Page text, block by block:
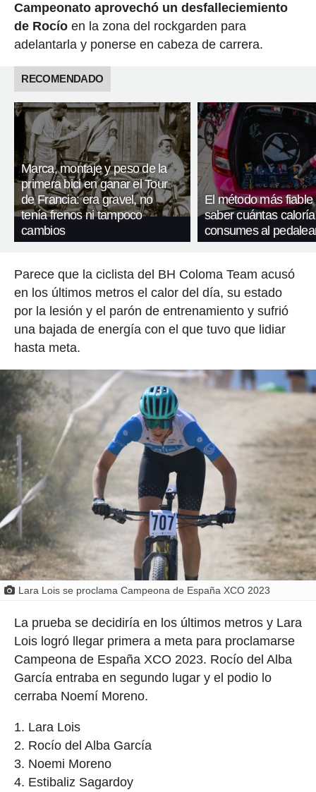
Campeonato aprovechó un desfalleciemiento
de Rocío en la zona del rockgarden para
adelantarla y ponerse en cabeza de carrera.
RECOMENDADO
Marca, montaje y peso de la
primera bici en ganar el Tour
de Francia: era gravel, no
tenía frenos ni tampoco
cambios
El método más fiable
saber cuántas
consumes al
Parece que la ciclista del BH Coloma Team acusó
en los últimos metros el calor del día, su estado
por la lesión y el parón de entrenamiento y sufrió
una bajada de energía con el que tuvo que lidiar
hasta meta.
Lara Lois se proclama Campeona de España XCO 2023
La prueba se decidiría en los últimos metros y Lara
Lois logró llegar primera a meta para proclamarse
Campeona de España XCO 2023. Rocío del Alba
García entraba en segundo lugar y el podio lo
cerraba Noemí Moreno.
Lara Lois
Rocío del Alba García
Noemi Moreno
Estibaliz Sagardoy